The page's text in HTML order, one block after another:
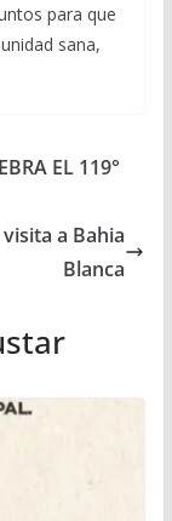
para que
sana,
EL 119°
a Bahia
Blanca